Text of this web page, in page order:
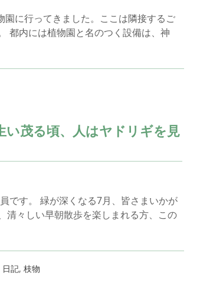
に行ってきました。ここは隣接するご
都内には植物園と名のつく設備は、神
い茂る頃、人はヤドリギを見
です。 緑が深くなる7月、皆さまいかが
清々しい早朝散歩を楽しまれる方、この
日記, 枝物